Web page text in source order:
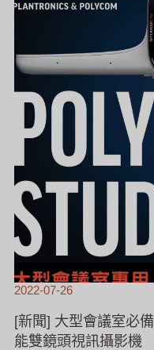
2022-07-26
[新聞] 大型會議室必
能雙鏡頭視訊攝影機
備
智
雙
視
攝
影
機